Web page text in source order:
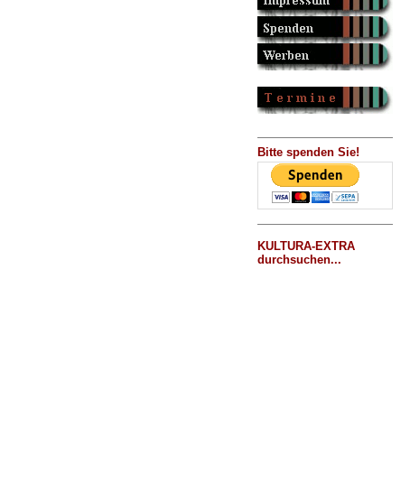
Bitte spenden Sie!
KULTURA-EXTRA
durchsuchen...